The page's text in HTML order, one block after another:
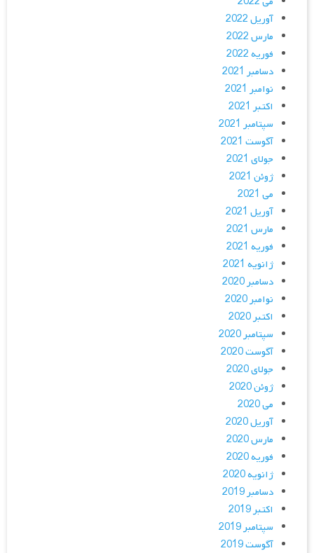
آوریل 2022
مارس 2022
فوریه 2022
دسامبر 2021
نوامبر 2021
اکتبر 2021
سپتامبر 2021
آگوست 2021
جولای 2021
ژوئن 2021
می 2021
آوریل 2021
مارس 2021
فوریه 2021
ژانویه 2021
دسامبر 2020
نوامبر 2020
اکتبر 2020
سپتامبر 2020
آگوست 2020
جولای 2020
ژوئن 2020
می 2020
آوریل 2020
مارس 2020
فوریه 2020
ژانویه 2020
دسامبر 2019
اکتبر 2019
سپتامبر 2019
آگوست 2019